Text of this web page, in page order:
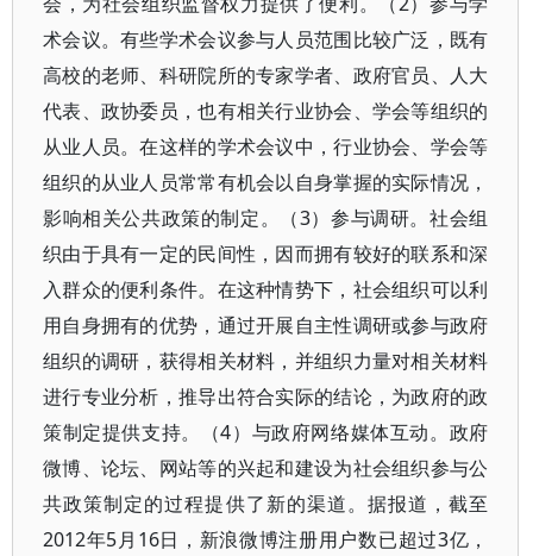
术会议。有些学术会议参与人员范围比较广泛，既有
高校的老师、科研院所的专家学者、政府官员、人大
代表、政协委员，也有相关行业协会、学会等组织的
从业人员。在这样的学术会议中，行业协会、学会等
组织的从业人员常常有机会以自身掌握的实际情况，
影响相关公共政策的制定。（3）参与调研。社会组
织由于具有一定的民间性，因而拥有较好的联系和深
入群众的便利条件。在这种情势下，社会组织可以利
用自身拥有的优势，通过开展自主性调研或参与政府
组织的调研，获得相关材料，并组织力量对相关材料
进行专业分析，推导出符合实际的结论，为政府的政
策制定提供支持。（4）与政府网络媒体互动。政府
微博、论坛、网站等的兴起和建设为社会组织参与公
共政策制定的过程提供了新的渠道。据报道，截至
2012年5月16日，新浪微博注册用户数已超过3亿，